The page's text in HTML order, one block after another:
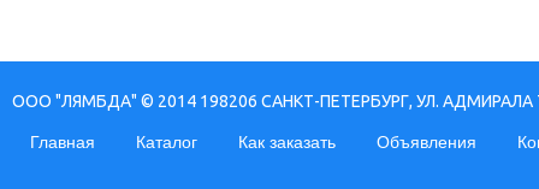
ООО "ЛЯМБДА" © 2014 198206 САНКТ-ПЕТЕРБУРГ, УЛ. АДМИРАЛА
Главная Каталог Как заказать Объявления